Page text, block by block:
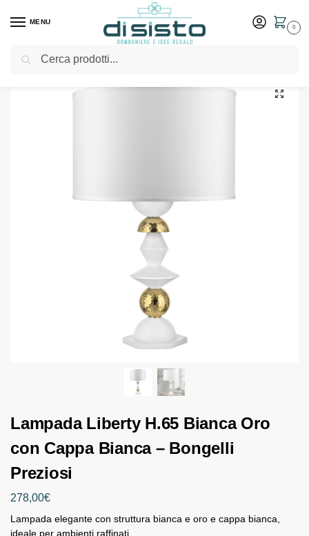
MENU
0
Home Shop Arredo casa
Lampada Liberty H.65 Bianca Oro
con Cappa Bianca – Bongelli
Preziosi
278,00€
Lampada elegante con struttura bianca e oro e cappa bianca,
ideale per ambienti raffinati.